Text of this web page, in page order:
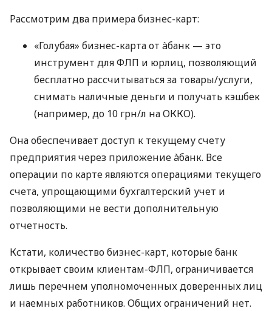
Рассмотрим два примера бизнес-карт:
«Голубая» бизнес-карта от àбанк — это
инструмент для ФЛП и юрлиц, позволяющий
бесплатно рассчитываться за товары/услуги,
снимать наличные деньги и получать кэшбек
(например, до 10 грн/л на ОККО).
Она обеспечивает доступ к текущему счету
предприятия через приложение àбанк. Все
операции по карте являются операциями текущего
счета, упрощающими бухгалтерский учет и
позволяющими не вести дополнительную
отчетность.
Кстати, количество бизнес-карт, которые банк
открывает своим клиентам-ФЛП, ограничивается
лишь перечнем уполномоченных доверенных лиц
и наемных работников. Общих ограничений нет.